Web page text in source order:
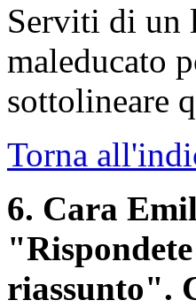
Serviti di un
maleducato
sottolineare
Torna
6. Cara
riassunto".